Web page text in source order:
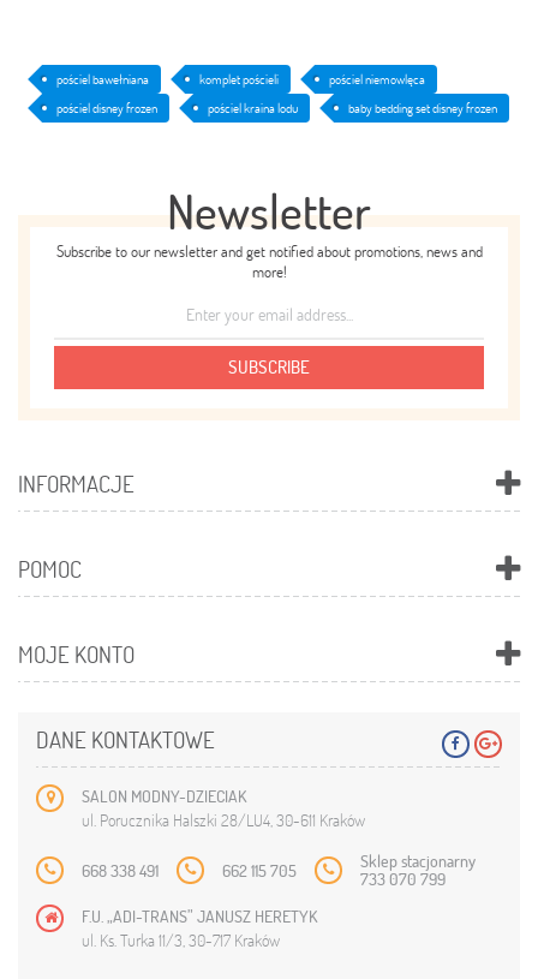
pościel bawełniana komplet pościeli
pościel niemowlęca
pościel disney frozen
pościel kraina lodu baby bedding set disney frozen
Newsletter
Subscribe to our newsletter and get notified about promotions, news and
more!
SUBSCRIBE
INFORMACJE
POMOC
MOJE KONTO
DANE KONTAKTOWE
SALON MODNY-DZIECIAK
ul. Porucznika Halszki 28/LU4, 30-611 Kraków
668 338 491 662 115 705 Sklep stacjonarny
733 070 799
F.U. „ADI-TRANS” JANUSZ HERETYK
ul. Ks. Turka 11/3, 30-717 Kraków